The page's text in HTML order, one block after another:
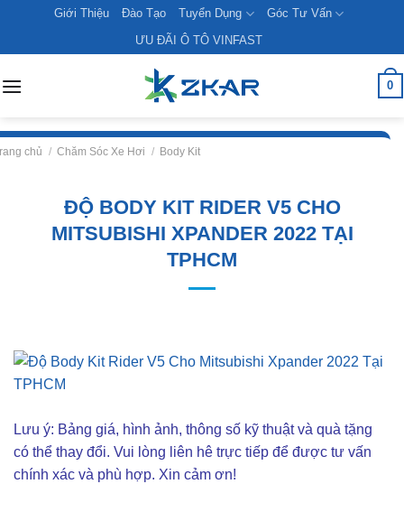
content
Giới Thiệu Đào Tạo Tuyển Dụng
Góc Tư Vấn
ƯU ĐÃI Ô TÔ VINFAST
0
chủ / Chăm Sóc Xe Hơi / Body Kit
ĐỘ BODY KIT RIDER V5 CHO
MITSUBISHI XPANDER 2022 TẠI
TPHCM
Lưu ý: Bảng giá, hình ảnh, thông số kỹ thuật và quà tặng
có thể thay đổi. Vui lòng liên hê trực tiếp để được tư vấn
chính xác và phù hợp. Xin cảm ơn!